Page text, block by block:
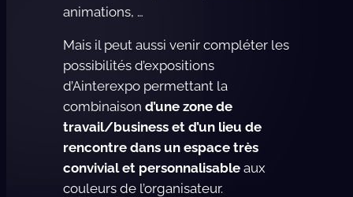
animations, …
Mais il peut aussi venir compléter les
possibilités d’expositions
d’Ainterexpo permettant la
combinaison d’une zone de
travail/business et d’un lieu de
rencontre dans un espace très
convivial et personnalisableaux
couleurs de l’organisateur.